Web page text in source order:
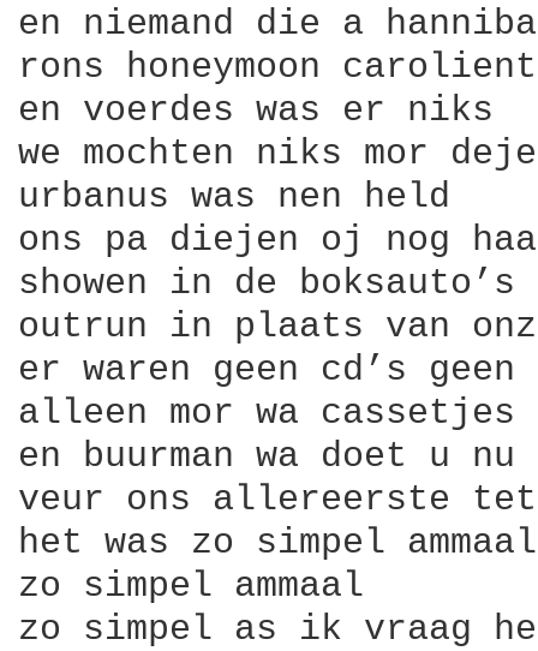
en niemand die a
rons honeymoon
en voerdes was er niks
we mochten niks mor
urbanus was nen held
ons pa diejen oj nog
showen in de boksauto’s
outrun in plaats van onze
er waren geen cd’s geen
alleen mor wa cassetjes
en buurman wa doet u nu
veur ons allereerste
het was zo simpel ammaal
zo simpel ammaal
zo simpel as ik vraag